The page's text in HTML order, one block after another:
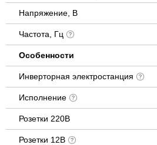
Напряжение, В
Частота, Гц
Особенности
Инверторная электростанция
Исполнение
Розетки 220В
Розетки 12В